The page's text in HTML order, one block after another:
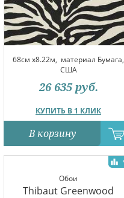
68см x8.22м, материал Бумага,
США
КУПИТЬ В 1 КЛИК
26 635 руб.
В корзину
Обои
Thibaut Greenwood